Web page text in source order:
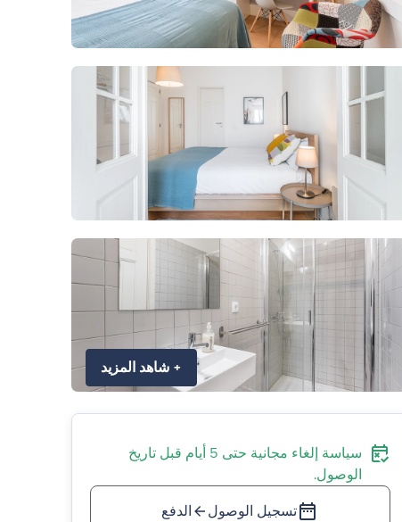
+ شاهد المزيد
سياسة إلغاء مجانية حتى 5 أيام قبل تاريخ
الوصول.
تسجيل الوصول الدفع